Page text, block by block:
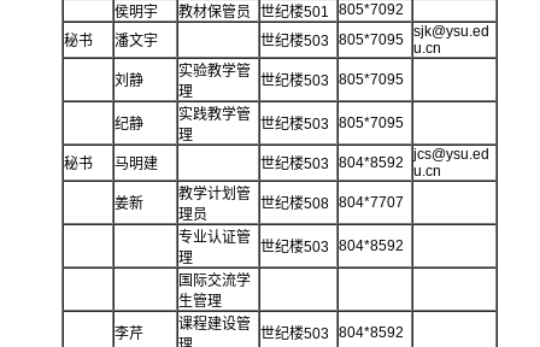
侯明宇
教材保管员 世纪楼501
805*7092
秘书
潘文宇 世纪楼503 805*7095 sjk@ysu.ed
u.cn
刘静
实验教学管
理
世纪楼503 805*7095
纪静
实践教学管
理
世纪楼503 805*7095
秘书 马明建 世纪楼503 804*8592
jcs@ysu.ed
u.cn
姜新
教学计划管
理员
世纪楼508 804*7707
专业认证管
理
世纪楼503 804*8592
国际交流学
生管理
李芹
课程建设管
世纪楼503 804*8592